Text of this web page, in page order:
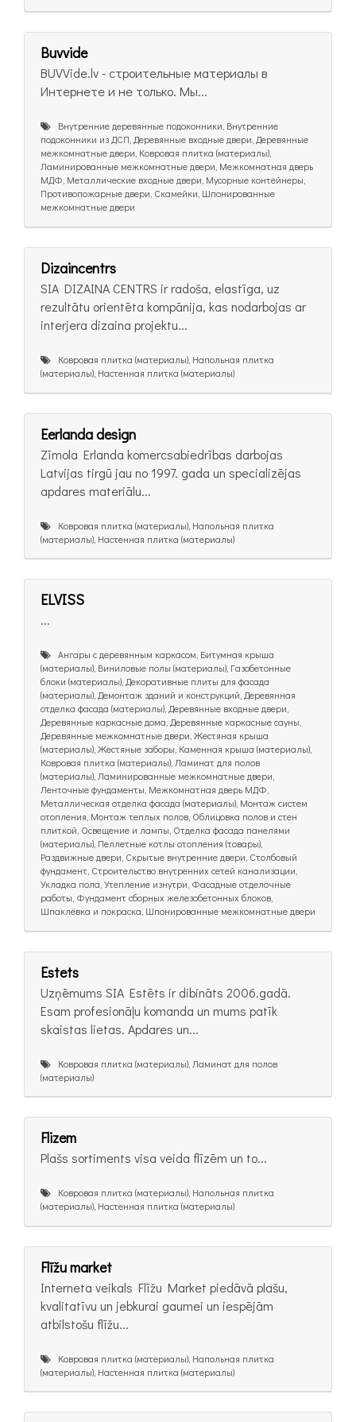
Buvvide
BUVVide.lv - строительные материалы в
Интернете и не только. Мы...
Внутренние деревянные подоконники, Внутренние
подоконники из ДСП, Деревянные входные двери, Деревянные
межкомнатные двери, Ковровая плитка (материалы),
Ламинированные межкомнатные двери, Межкомнатная дверь
МДФ, Металлические входные двери, Мусорные контейнеры,
Противопожарные двери, Скамейки, Шпонированные
межкомнатные двери
Dizaincentrs
SIA DIZAINA CENTRS ir radoša, elastīga, uz
rezultātu orientēta kompānija, kas nodarbojas ar
interjera dizaina projektu...
Ковровая плитка (материалы), Напольная плитка
(материалы), Настенная плитка (материалы)
Eerlanda design
Zīmola Erlanda komercsabiedrības darbojas
Latvijas tirgū jau no 1997. gada un specializējas
apdares materiālu...
Ковровая плитка (материалы), Напольная плитка
(материалы), Настенная плитка (материалы)
ELVISS
...
Ангары с деревянным каркасом, Битумная крыша
(материалы), Виниловые полы (материалы), Газобетонные
блоки (материалы), Декоративные плиты для фасада
(материалы), Демонтаж зданий и конструкций, Деревянная
отделка фасада (материалы), Деревянные входные двери,
Деревянные каркасные дома, Деревянные каркасные сауны,
Деревянные межкомнатные двери, Жестяная крыша
(материалы), Жестяные заборы, Каменная крыша (материалы),
Ковровая плитка (материалы), Ламинат для полов
(материалы), Ламинированные межкомнатные двери,
Ленточные фундаменты, Межкомнатная дверь МДФ,
Металлическая отделка фасада (материалы), Монтаж систем
отопления, Монтаж теплых полов, Облицовка полов и стен
плиткой, Освещение и лампы, Отделка фасада панелями
(материалы), Пеллетные котлы отопления (товары),
Раздвижные двери, Скрытые внутренние двери, Столбовый
фундамент, Строительство внутренних сетей канализации,
Укладка пола, Утепление изнутри, Фасадные отделочные
работы, Фундамент сборных железобетонных блоков,
Шпаклёвка и покраска, Шпонированные межкомнатные двери
Estets
Uzņēmums SIA Estēts ir dibināts 2006.gadā.
Esam profesionāļu komanda un mums patīk
skaistas lietas. Apdares un...
Ковровая плитка (материалы), Ламинат для полов
(материалы)
Flizem
Plašs sortiments visa veida flīzēm un to...
Ковровая плитка (материалы), Напольная плитка
(материалы), Настенная плитка (материалы)
Flīžu market
Interneta veikals Flīžu Market piedāvā plašu,
kvalitatīvu un jebkurai gaumei un iespējām
atbilstošu flīžu...
Ковровая плитка (материалы), Напольная плитка
(материалы), Настенная плитка (материалы)